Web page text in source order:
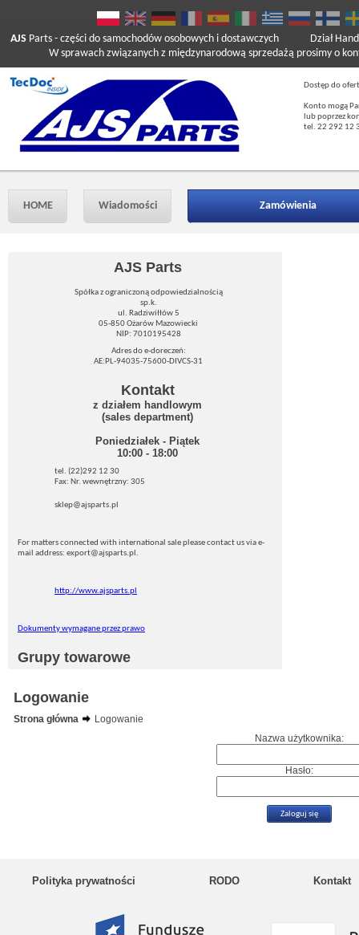
AJS Parts - części do samochodów osobowych i dostawczych
W sprawach związanych z międzynarodową sprzedażą prosimy o
Dział
Dostęp do
Konto mogą
lub poprzez
tel. 22 292 12
HOME Wiadomości Zamówienia
AJS Parts
Spółka z ograniczoną odpowiedzialnością
sp.k.
ul. Radziwiłłów 5
05-850 Ożarów Mazowiecki
NIP: 7010195428
Adres do e-doreczeń:
AE:PL-94035-75600-DIVCS-31
Kontakt
z działem handlowym
(sales department)
Poniedziałek - Piątek
10:00 - 18:00
tel. (22)292 12 30
Fax: Nr. wewnętrzny: 305
sklep@ajsparts.pl
For matters connected with international sale please contact us via e-
mail address: export@ajsparts.pl.
http://www.ajsparts.pl
Dokumenty wymagane przez prawo
Grupy towarowe
Logowanie
Strona główna
Logowanie
Nazwa użytkownika:
Hasło:
Polityka prywatności RODO Kontakt